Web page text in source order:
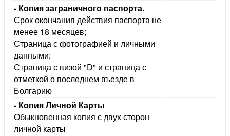
- Копия заграничного паспорта.
Срок окончания действия паспорта не
менее 18 месяцев;
Страница с фотографией и личными
данными;
Страница с визой "D" и страница с
отметкой о последнем въезде
Болгарию
- Копия Личной Карты
Обыкновенная копия с двух сторон
личной карты